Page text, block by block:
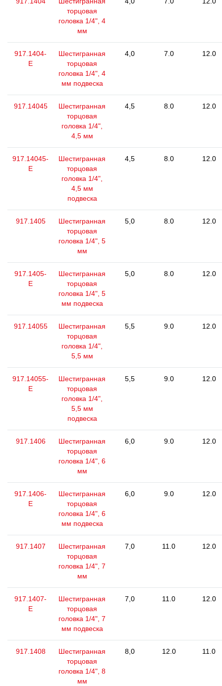
торцовая
головка 1/4", 4
мм
917.1404-
E
Шестигранная
торцовая
головка 1/4", 4
мм подвеска
4,0 7.0 12.0
917.14045
Шестигранная
торцовая
головка 1/4",
4,5 мм
4,5 8.0 12.0
917.14045-
E
Шестигранная
торцовая
головка 1/4",
4,5 мм
подвеска
4,5 8.0 12.0
917.1405
Шестигранная
торцовая
головка 1/4", 5
мм
5,0 8.0 12.0
917.1405-
E
Шестигранная
торцовая
головка 1/4", 5
мм подвеска
5,0 8.0 12.0
917.14055
Шестигранная
торцовая
головка 1/4",
5,5 мм
5,5 9.0 12.0
917.14055-
E
Шестигранная
торцовая
головка 1/4",
5,5 мм
подвеска
5,5 9.0 12.0
917.1406
Шестигранная
торцовая
головка 1/4", 6
мм
6,0 9.0 12.0
917.1406-
E
Шестигранная
торцовая
головка 1/4", 6
мм подвеска
6,0 9.0 12.0
917.1407
Шестигранная
торцовая
головка 1/4", 7
мм
7,0 11.0 12.0
917.1407-
E
Шестигранная
торцовая
головка 1/4", 7
мм подвеска
7,0 11.0 12.0
917.1408
Шестигранная
торцовая
головка 1/4", 8
мм
8,0 12.0 11.0